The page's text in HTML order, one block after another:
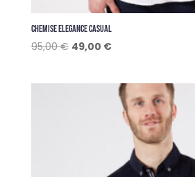
CHEMISE ELEGANCE CASUAL
95,00€ Le
49,00 €Le
est :
49,00 €.